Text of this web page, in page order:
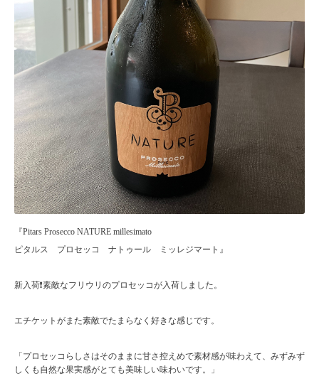
『Pitars Prosecco NATURE millesimato
ピタルス プロセッコ ナトゥール ミッレジマート』
新入荷❗️素敵なフリウリのプロセッコが入荷しました。
エチケットがまた素敵でたまらなく好きな感じです。
「プロセッコらしさはそのままに甘さ控えめで素材感が味わえて、みずみず
しくも自然な果実感がとても美味しい味わいです。」